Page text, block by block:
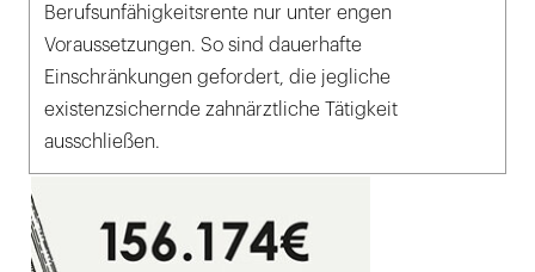
Berufsunfähigkeitsrente nur unter engen
Voraussetzungen. So sind dauerhafte
Einschränkungen gefordert, die jegliche
existenzsichernde zahnärztliche Tätigkeit
ausschließen.